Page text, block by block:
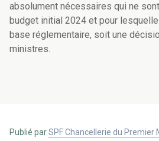
absolument nécessaires qui ne
budget initial 2024 et pour
base réglementaire, soit une
ministres.
Publié parSPF Chancellerie du Premier